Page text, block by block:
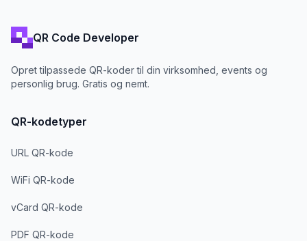
QR Code Developer
Opret tilpassede QR-koder til din virksomhed, events og
personlig brug. Gratis og nemt.
QR-kodetyper
URL QR-kode
WiFi QR-kode
vCard QR-kode
PDF QR-kode